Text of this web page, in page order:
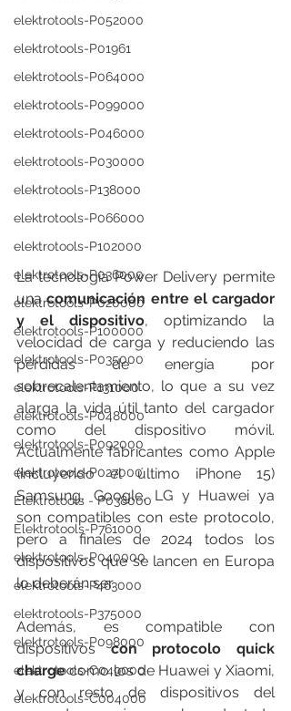
elektrotools-P052000
elektrotools-P01961
elektrotools-P064000
elektrotools-P099000
elektrotools-P046000
elektrotools-P030000
elektrotools-P138000
elektrotools-P066000
elektrotools-P102000
elektrotools-P036000
elektrotools-P020000
elektrotools-P100000
elektrotools-P035000
elektrotools-P131000
elektrotools-P048000
elektrotools-P092000
elektrotools-P027000
Elektrotools - P038000
Elektrotools-P761000
elektrotools-P040000
elektrotools-P463000
elektrotools-P375000
elektrotools-P098000
elektrotools-C049000
elektrotools-C004000
La tecnología Power Delivery permite
una comunicación entre el cargador
y el dispositivo, optimizando la
velocidad de carga y reduciendo las
pérdidas de energía por
sobrecalentamiento, lo que a su vez
alarga la vida útil tanto del cargador
como del dispositivo móvil.
Actualmente fabricantes como Apple
(incluyendo el último iPhone 15)
Samsung, Google, LG y Huawei ya
son compatibles con este protocolo,
pero a finales de 2024 todos los
dispositivos que se lancen en Europa
lo deberán ser.
Además, es compatible con
dispositivos con protocolo quick
charge como los de Huawei y Xiaomi,
y con resto de dispositivos del